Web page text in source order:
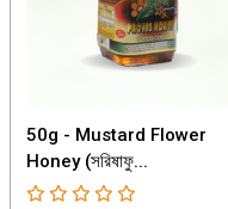
50g - Mustard Flower
Honey (সরিষাফু...